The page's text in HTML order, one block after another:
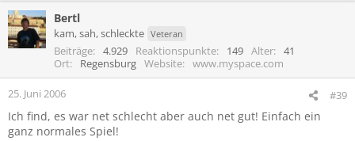
Bertl
kam, sah, schleckte Veteran
Beiträge 4.929 Reaktionspunkte 149 Alter
41
Ort
Regensburg Website www.myspace.com
25. Juni 2006 #39
Ich find, es war net schlecht aber auch net gut! Einfach ein
ganz normales Spiel!